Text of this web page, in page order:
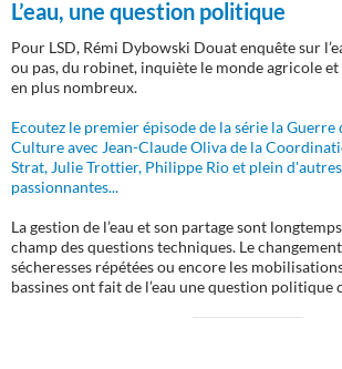
L’eau, une question politique
Pour LSD, Rémi Dybowski Douat enquête sur
ou pas, du robinet, inquiète le monde agricole
en plus nombreux.
Ecoutez le premier épisode de la série la Guerre
Culture avec Jean-Claude Oliva de la
Strat, Julie Trottier, Philippe Rio et plein
passionnantes...
La gestion de l’eau et son partage sont
champ des questions techniques. Le
sécheresses répétées ou encore les
bassines ont fait de l’eau une question politique